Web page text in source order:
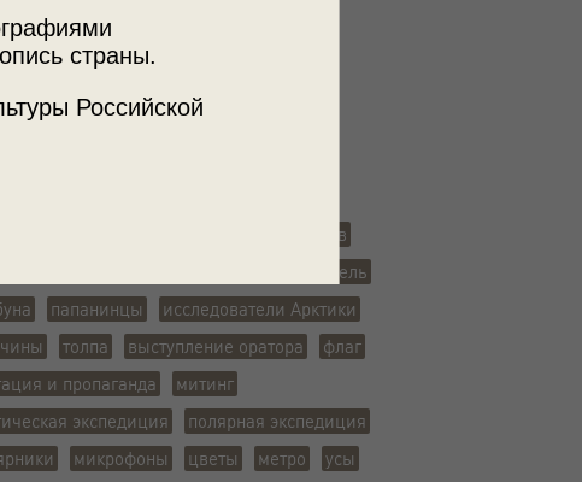
страны.
Российской
съемки
пл.
Евгений Константинович Федоров
Эрнст Кренкель
папанинцы
исследователи Арктики
толпа выступление оратора
флаг
и пропаганда
митинг
экспедиция
полярная экспедиция
микрофоны цветы метро
усы